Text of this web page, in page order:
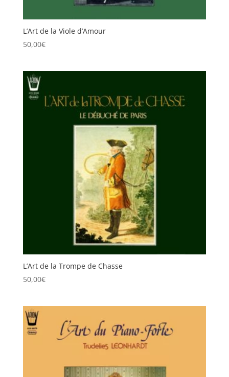
L’Art de la Viole d’Amour
50,00€
L’Art de la Trompe de Chasse
50,00€